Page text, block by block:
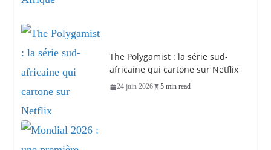
The Polygamist : la série sud-
africaine qui cartone sur Netflix
24 juin 2026 5 min read